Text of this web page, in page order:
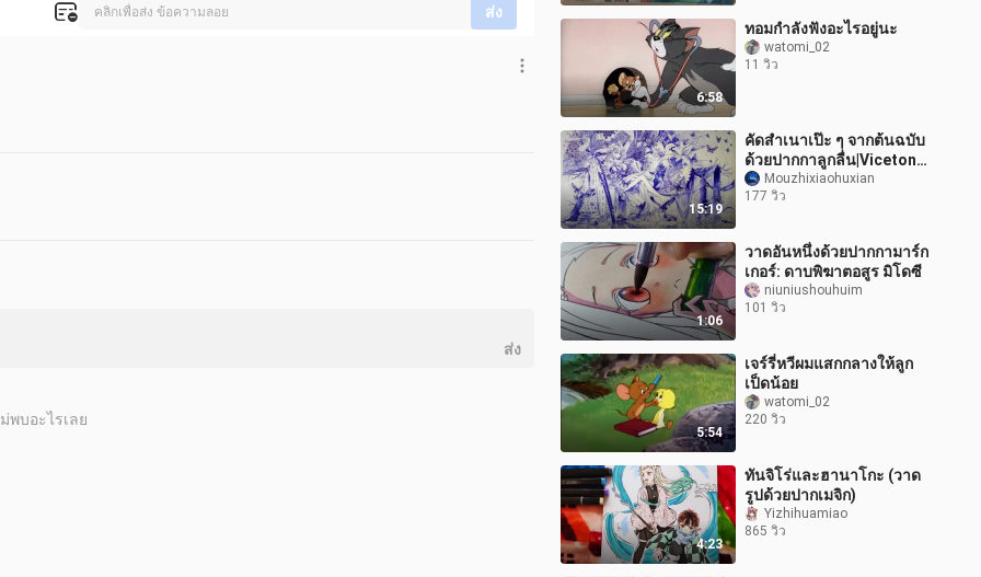
ส่ง
6:58
ทอมกำลังฟังอะไรอยู่นะ
watomi_02
11 วิว
15:19
คัดสำเนาเป๊ะ ๆ จากต้นฉบับ
ด้วยปากกาลูกลื่น|Vicetone
- <Nevada>
Mouzhixiaohuxian
177 วิว
1:06
วาดอันหนึ่งด้วยปากกามาร์ก
เกอร์: ดาบพิฆาตอสูร มิโดซี
niuniushouhuim
101 วิว
5:54
เจร์รี่หวีผมแสกกลางให้ลูก
เป็ดน้อย
watomi_02
220 วิว
4:23
ทันจิโร่และฮานาโกะ (วาด
รูปด้วยปากเมจิก)
Yizhihuamiao
865 วิว
ส่ง
พบอะไรเลย